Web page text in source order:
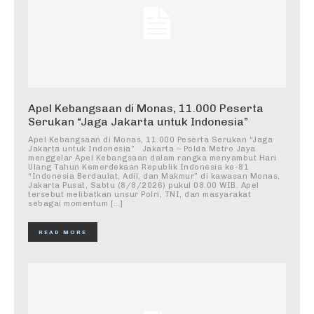
Apel Kebangsaan di Monas, 11.000 Peserta
Serukan “Jaga Jakarta untuk Indonesia”
Apel Kebangsaan di Monas, 11.000 Peserta Serukan “Jaga
Jakarta untuk Indonesia” Jakarta – Polda Metro Jaya
menggelar Apel Kebangsaan dalam rangka menyambut Hari
Ulang Tahun Kemerdekaan Republik Indonesia ke-81
“Indonesia Berdaulat, Adil, dan Makmur” di kawasan Monas,
Jakarta Pusat, Sabtu (8/8/2026) pukul 08.00 WIB. Apel
tersebut melibatkan unsur Polri, TNI, dan masyarakat
sebagai momentum […]
READ MORE